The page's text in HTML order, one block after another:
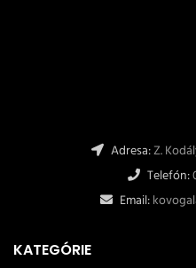
Adresa:Z.
Telefón:
Email:
KATEGÓRIE